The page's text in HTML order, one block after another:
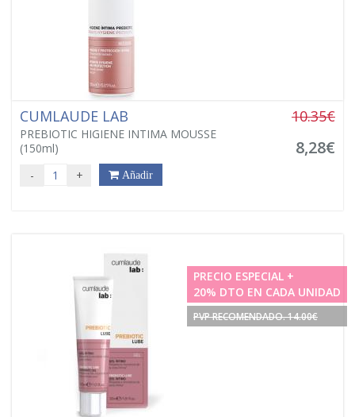
CUMLAUDE LAB
PREBIOTIC HIGIENE INTIMA MOUSSE
(150ml)
10.35€
8,28€
- + Añadir
PRECIO ESPECIAL +
20% DTO EN CADA UNIDAD
PVP RECOMENDADO. 14.00€